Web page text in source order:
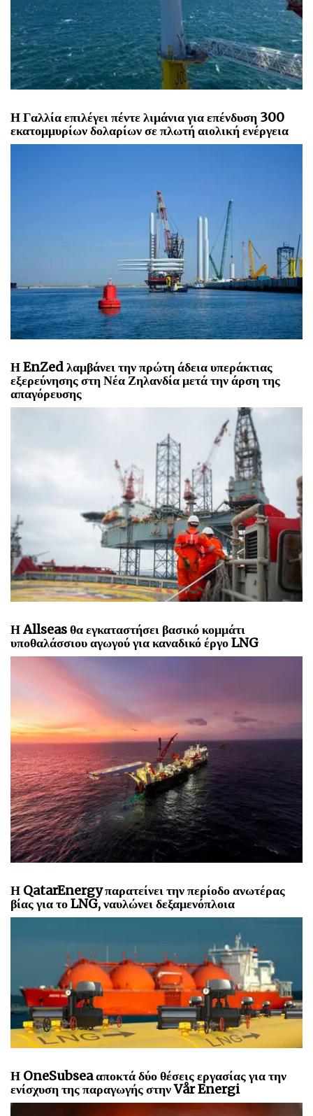
Η Γαλλία επιλέγει πέντε λιμάνια για επένδυση 300
εκατομμυρίων δολαρίων σε πλωτή αιολική ενέργεια
Η EnZed λαμβάνει την πρώτη άδεια υπεράκτιας
εξερεύνησης στη Νέα Ζηλανδία μετά την άρση της
απαγόρευσης
Η Allseas θα εγκαταστήσει βασικό κομμάτι
υποθαλάσσιου αγωγού για καναδικό έργο LNG
Η QatarEnergy παρατείνει την περίοδο ανωτέρας
βίας για το LNG, ναυλώνει δεξαμενόπλοια
Η OneSubsea αποκτά δύο θέσεις εργασίας για την
ενίσχυση της παραγωγής στην Vår Energi